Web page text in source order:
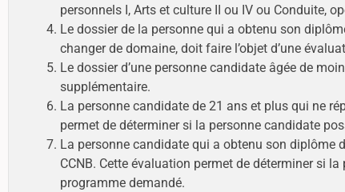
personnels I, Arts et culture II ou IV ou Conduite,
Le dossier de la personne qui a obtenu son
changer de domaine, doit faire l’objet d’une
Le dossier d’une personne candidate âgée de
supplémentaire.
La personne candidate de 21 ans et plus qui ne
permet de déterminer si la personne candidate
La personne candidate qui a obtenu son diplôme
CCNB. Cette évaluation permet de déterminer si
programme demandé.